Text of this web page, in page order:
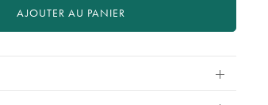
AJOUTER AU PANIER